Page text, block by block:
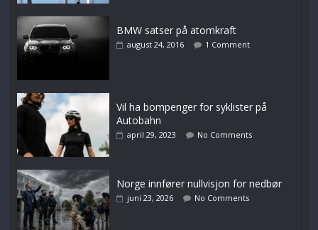
BMW satser på atomkraft
august 24, 2016 1 Comment
Vil ha bompenger for syklister på
Autobahn
april 29, 2023 No Comments
Norge innfører nullvisjon for nedbør
juni 23, 2026 No Comments